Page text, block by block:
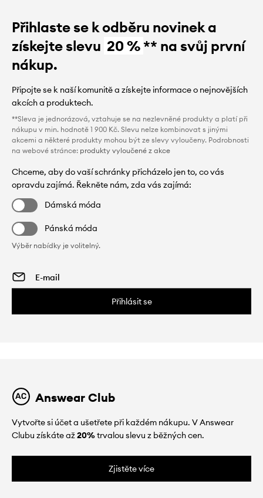
Přihlaste se k odběru novinek a
získejte slevu 20 %** na svůj první
nákup.
Připojte se k naší komunitě a získejte informace o nejnovějších
akcích a produktech.
**Sleva je jednorázová, vztahuje se na nezlevněné produkty a platí při
nákupu v min. hodnotě 1 900 Kč. Slevu nelze kombinovat s jinými
akcemi a některé produkty mohou být ze slevy vyloučeny. Podrobnosti
na webové stránce: produkty vyloučené z akce
Chceme, aby do vaší schránky přicházelo jen to, co vás
opravdu zajímá. Řekněte nám, zda vás zajímá:
Dámská móda
Pánská móda
Výběr nabídky je volitelný.
Přihlásit se
Answear Club
Vytvořte si účet a ušetřete při každém nákupu. V Answear
Clubu získáte až20%trvalou slevu z běžných cen.
Zjistěte více